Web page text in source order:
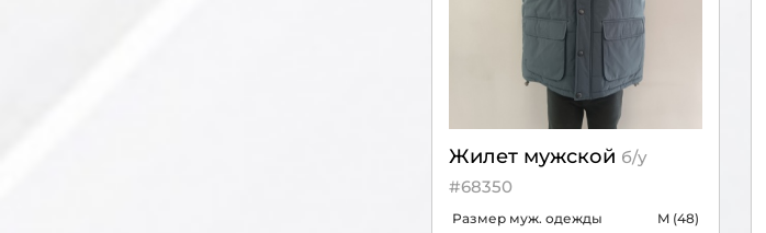
Жилет мужской б/у
#68350
Размер муж. одежды M (48)